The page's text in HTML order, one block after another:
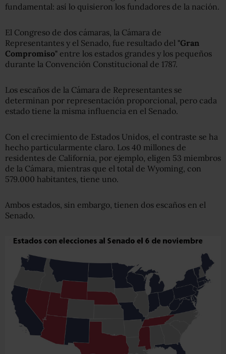
fundamental: así lo quisieron los fundadores de la nación.
El Congreso de dos cámaras, la Cámara de
Representantes y el Senado, fue resultado del "Gran
Compromiso" entre los estados grandes y los pequeños
durante la Convención Constitucional de 1787.
Los escaños de la Cámara de Representantes se
determinan por representación proporcional, pero cada
estado tiene la misma influencia en el Senado.
Con el crecimiento de Estados Unidos, el contraste se ha
hecho particularmente claro. Los 40 millones de
residentes de California, por ejemplo, eligen 53 miembros
de la Cámara, mientras que el total de Wyoming, con
579.000 habitantes, tiene uno.
Ambos estados, sin embargo, tienen dos escaños en el
Senado.